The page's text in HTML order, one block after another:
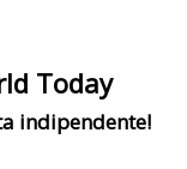
Today
indipendente!